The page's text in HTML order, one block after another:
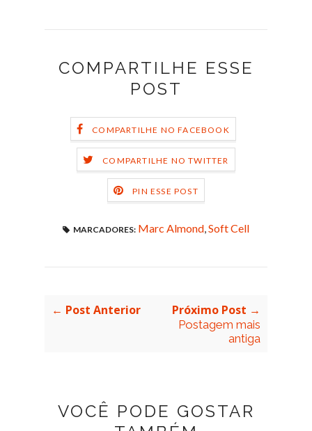
COMPARTILHE ESSE
POST
COMPARTILHE NO FACEBOOK
COMPARTILHE NO TWITTER
PIN ESSE POST
MARCADORES: Marc Almond,Soft Cell
← Post Anterior Próximo Post →
Postagem mais
antiga
VOCÊ PODE GOSTAR